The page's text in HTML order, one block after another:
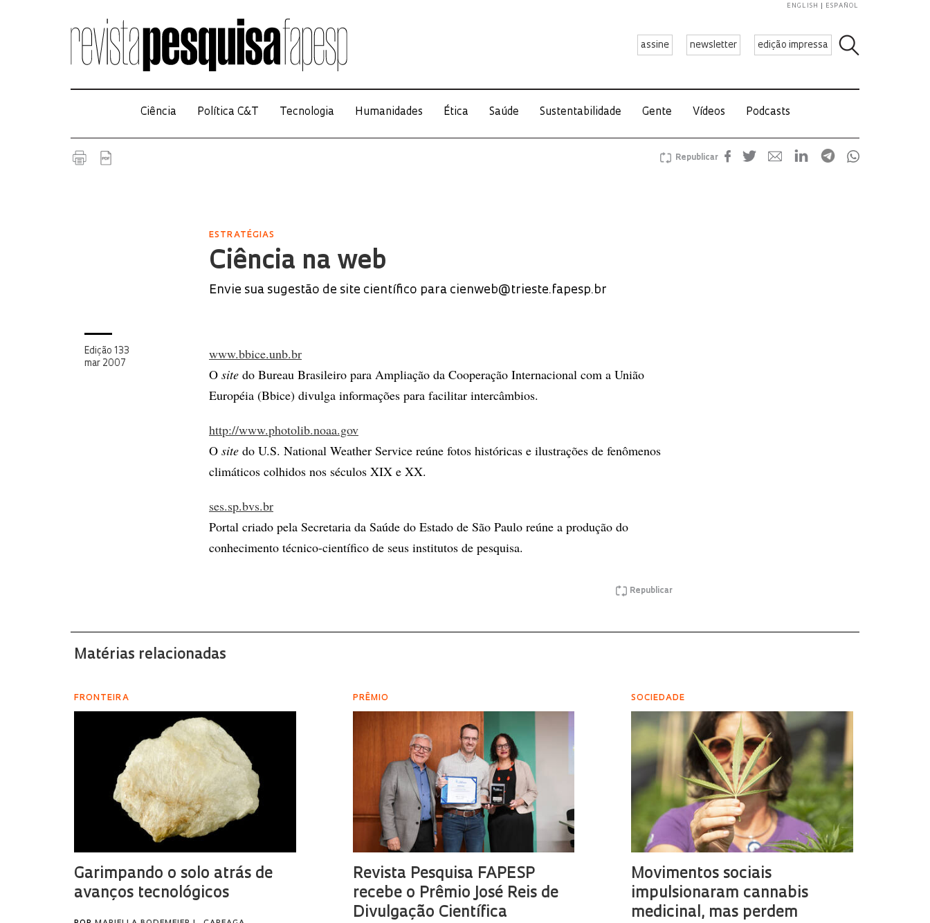
assine newsletter edição impressa
ENGLISH ESPAÑOL
Ciência Política C&T Tecnologia Humanidades Ética Saúde Sustentabilidade Gente Vídeos Podcasts
Republicar
ESTRATÉGIAS
Ciência na web
Envie sua sugestão de site científico para cienweb@trieste.fapesp.br
Edição 133
mar 2007
www.bbice.unb.br
O site do Bureau Brasileiro para Ampliação da Cooperação Internacional com a União
Européia (Bbice) divulga informações para facilitar intercâmbios.
http://www.photolib.noaa.gov
O site do U.S. National Weather Service reúne fotos históricas e ilustrações de fenômenos
climáticos colhidos nos séculos XIX e XX.
ses.sp.bvs.br
Portal criado pela Secretaria da Saúde do Estado de São Paulo reúne a produção do
conhecimento técnico-científico de seus institutos de pesquisa.
Republicar